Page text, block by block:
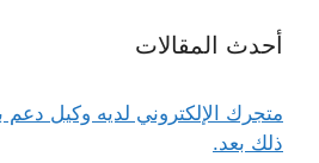
أحدث المقالات
متجرك الإلكتروني لديه وكيل دعم
ذلك بعد.